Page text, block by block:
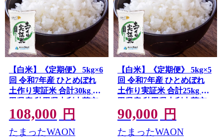
【白米】《定期便》 5kg×6
回 令和7年産 ひとめぼれ
土作り実証米 合計30kg 秋
田県産 秋田県由利本荘市
108,000 円
たまったWAON
【白米】《定期便》 5kg×5
回 令和7年産 ひとめぼれ
土作り実証米 合計25kg 秋
田県産 秋田県由利本荘市
90,000 円
たまったWAON